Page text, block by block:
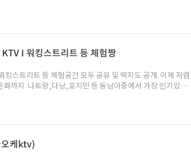
들이 생활하기에 불편함이 전혀없는 베트남속 한국이라고
I 워킹스트리트 등 체험짱
떡지도 공개. 이제 저렴
장 인기있는
오케ktv)